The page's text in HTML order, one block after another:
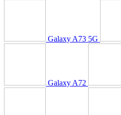
Galaxy A73 5G
Galaxy A72